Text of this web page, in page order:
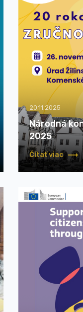
20.11.2025
Národná
2025
Čítať viac